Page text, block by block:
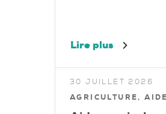
Lire plus
30 JUILLET 2026
AGRICULTURE,